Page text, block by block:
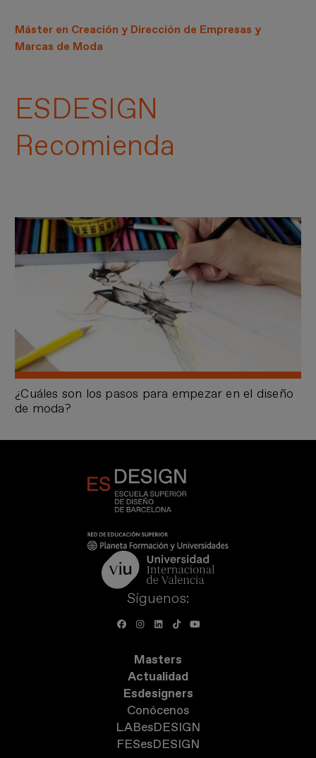
Máster en Creación y Dirección de Empresas y
Marcas de Moda
ESDESIGN
Recomienda
¿Cuáles son los pasos para empezar en el diseño
de moda?
Síguenos:
Masters
Actualidad
Esdesigners
Conócenos
LABesDESIGN
FESesDESIGN